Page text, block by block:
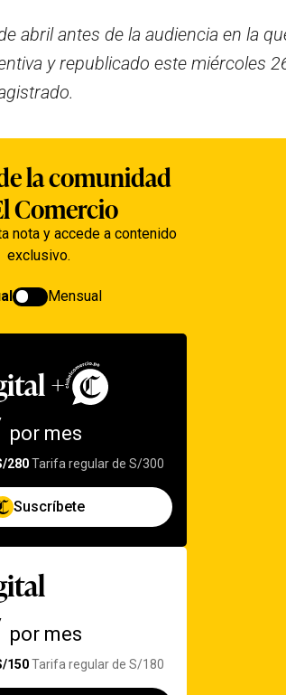
abril antes de la audiencia en la
y republicado este miércoles